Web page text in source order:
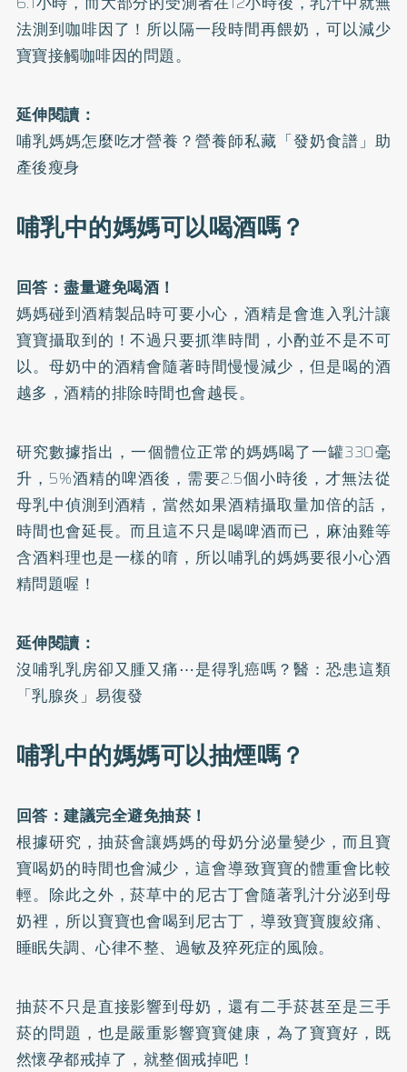
法測到咖啡因了！所以隔一段時間再餵奶，可以減少
寶寶接觸咖啡因的問題。
延伸閱讀：
哺乳媽媽怎麼吃才營養？營養師私藏「發奶食譜」助
產後瘦身
哺乳中的媽媽可以喝酒嗎？
回答：盡量避免喝酒！
媽媽碰到酒精製品時可要小心，酒精是會進入乳汁讓
寶寶攝取到的！不過只要抓準時間，小酌並不是不可
以。母奶中的酒精會隨著時間慢慢減少，但是喝的酒
越多，酒精的排除時間也會越長。
研究數據指出，一個體位正常的媽媽喝了一罐330毫
升，5%酒精的啤酒後，需要2.5個小時後，才無法從
母乳中偵測到酒精，當然如果酒精攝取量加倍的話，
時間也會延長。而且這不只是喝啤酒而已，麻油雞等
含酒料理也是一樣的唷，所以哺乳的媽媽要很小心酒
精問題喔！
延伸閱讀：
沒哺乳乳房卻又腫又痛⋯是得乳癌嗎？醫：恐患這類
「乳腺炎」易復發
哺乳中的媽媽可以抽煙嗎？
回答：建議完全避免抽菸！
根據研究，抽菸會讓媽媽的母奶分泌量變少，而且寶
寶喝奶的時間也會減少，這會導致寶寶的體重會比較
輕。除此之外，菸草中的尼古丁會隨著乳汁分泌到母
奶裡，所以寶寶也會喝到尼古丁，導致寶寶腹絞痛、
睡眠失調、心律不整、過敏及猝死症的風險。
抽菸不只是直接影響到母奶，還有二手菸甚至是三手
菸的問題，也是嚴重影響寶寶健康，為了寶寶好，既
然懷孕都戒掉了，就整個戒掉吧！